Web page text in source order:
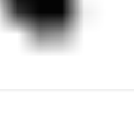
κλίση σε ±3 mm (JIS A 1414)
αμβλύνουν τις